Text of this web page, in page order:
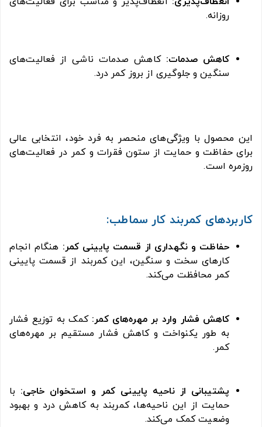
روزانه.
کاهش صدمات: کاهش صدمات ناشی از فعالیت‌های
سنگین و جلوگیری از بروز کمر درد.
این محصول با ویژگی‌های منحصر به فرد خود، انتخابی عالی
برای حفاظت و حمایت از ستون فقرات و کمر در فعالیت‌های
روزمره است.
کاربردهای کمربند کار سماطب:
حفاظت و نگهداری از قسمت پایینی کمر: هنگام انجام
کارهای سخت و سنگین، این کمربند از قسمت پایینی
کمر محافظت می‌کند.
کاهش فشار وارد بر مهره‌های کمر: کمک به توزیع فشار
به طور یکنواخت و کاهش فشار مستقیم بر مهره‌های
کمر.
پشتیبانی از ناحیه پایینی کمر و استخوان خاجی: با
حمایت از این ناحیه‌ها، کمربند به کاهش درد و بهبود
وضعیت کمک می‌کند.